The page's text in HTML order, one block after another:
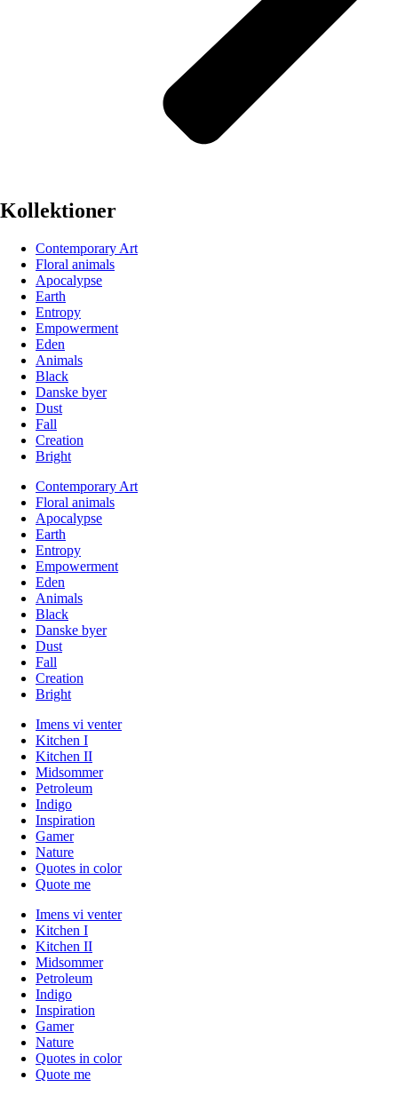
Kollektioner
Contemporary Art
Floral animals
Apocalypse
Earth
Entropy
Empowerment
Eden
Animals
Black
Danske byer
Dust
Fall
Creation
Bright
Contemporary Art
Floral animals
Apocalypse
Earth
Entropy
Empowerment
Eden
Animals
Black
Danske byer
Dust
Fall
Creation
Bright
Imens vi venter
Kitchen I
Kitchen II
Midsommer
Petroleum
Indigo
Inspiration
Gamer
Nature
Quotes in color
Quote me
Imens vi venter
Kitchen I
Kitchen II
Midsommer
Petroleum
Indigo
Inspiration
Gamer
Nature
Quotes in color
Quote me